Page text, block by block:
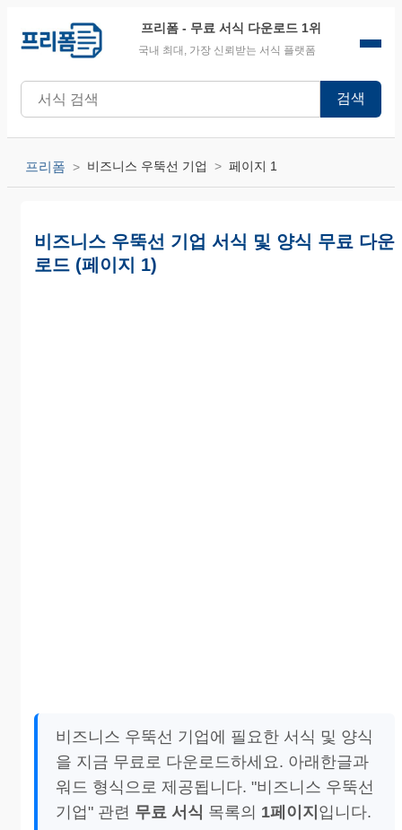
프리폼 - 무료 서식 다운로드 1위
국내 최대, 가장 신뢰받는 서식 플랫폼
검색
프리폼 비즈니스 우뚝선 기업 페이지 1
비즈니스 우뚝선 기업 서식 및 양식 무료 다운
로드 (페이지 1)
비즈니스 우뚝선 기업에 필요한 서식 및 양식
을 지금 무료로 다운로드하세요. 아래한글과
워드 형식으로 제공됩니다. "비즈니스 우뚝선
기업" 관련 무료 서식 목록의 1페이지 입니다.